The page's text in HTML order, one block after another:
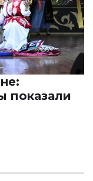
показали